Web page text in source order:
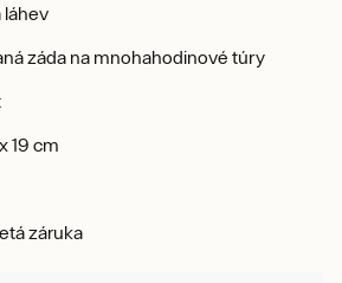
láhev
záda na mnohahodinové túry
19 cm
záruka